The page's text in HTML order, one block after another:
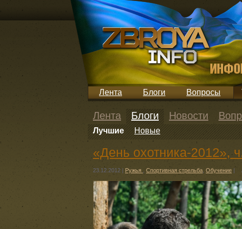
Лента Блоги Вопросы
Лента Блоги Новости
Лучшие Новые
«День охотника-2012»,
23.12.2012 | Ружья Спортивная стрельба Обучение |